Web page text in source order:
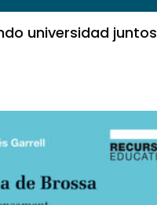
universidad juntos